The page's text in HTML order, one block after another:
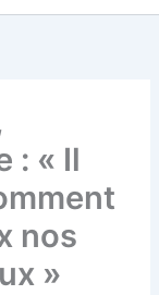
: « Il
nos
»